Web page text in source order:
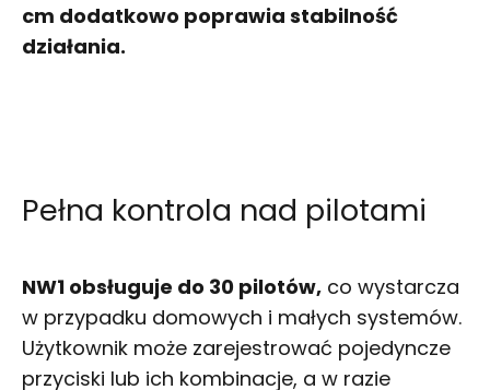
cm dodatkowo poprawia stabilność
działania.
Pełna kontrola nad pilotami
NW1 obsługuje do 30 pilotów, co wystarcza
w przypadku domowych i małych systemów.
Użytkownik może zarejestrować pojedyncze
przyciski lub ich kombinacje, a w razie